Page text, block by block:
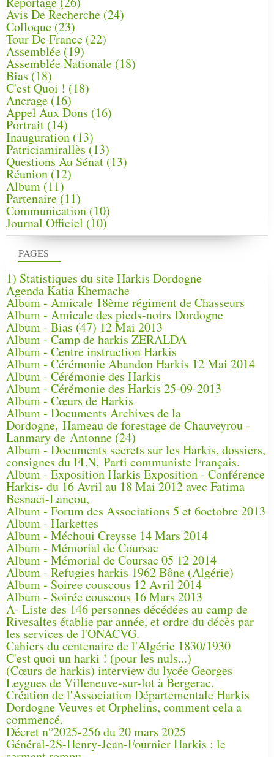
PAGES
1) Statistiques du site Harkis Dordogne
Agenda Katia Khemache
Album - Amicale 18ème régiment de Chasseurs
Album - Amicale des pieds-noirs Dordogne
Album - Bias (47) 12 Mai 2013
Album - Camp de harkis ZERALDA
Album - Centre instruction Harkis
Album - Cérémonie Abandon Harkis 12 Mai 2014
Album - Cérémonie des Harkis
Album - Cérémonie des Harkis 25-09-2013
Album - Cœurs de Harkis
Album - Documents Archives de la
Dordogne, Hameau de forestage de Chauveyrou -
Lanmary de Antonne (24)
Album - Documents secrets sur les Harkis, dossiers,
consignes du FLN, Parti communiste Français.
Album - Exposition Harkis Exposition - Conférence
Harkis- du 16 Avril au 18 Mai 2012 avec Fatima
Besnaci-Lancou,
Album - Forum des Associations 5 et 6octobre 2013
Album - Harkettes
Album - Méchoui Creysse 14 Mars 2014
Album - Mémorial de Coursac
Album - Mémorial de Coursac 05 12 2014
Album - Refugies harkis 1962 Bône (Algérie)
Album - Soiree couscous 12 Avril 2014
Album - Soirée couscous 16 Mars 2013
A- Liste des 146 personnes décédées au camp de
Rivesaltes établie par année, et ordre du décès par
les services de l'ONACVG.
Cahiers du centenaire de l'Algérie 1830/1930
C'est quoi un harki ! (pour les nuls...)
(Cœurs de harkis) interview du lycée Georges
Leygues de Villeneuve-sur-lot à Bergerac.
Création de l'Association Départementale Harkis
Dordogne Veuves et Orphelins, comment cela a
commencé.
Décret n°2025-256 du 20 mars 2025
Général-2S-Henry-Jean-Fournier Harkis : le
Avis De Recherche (24)
Colloque (23)
Tour De France (22)
Assemblée (19)
Assemblée Nationale (18)
Bias (18)
C'est Quoi ! (18)
Ancrage (16)
Appel Aux Dons (16)
Portrait (14)
Inauguration (13)
Patriciamirallès (13)
Questions Au Sénat(13)
Réunion (12)
Album (11)
Partenaire(11)
Communication (10)
Journal Officiel (10)